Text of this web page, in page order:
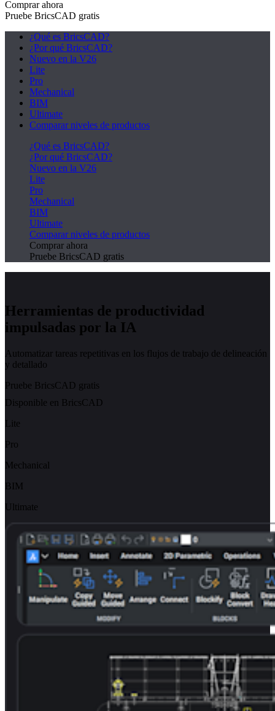
Comprar ahora
Pruebe BricsCAD gratis
¿Qué es BricsCAD?
¿Por qué BricsCAD?
Nuevo en la V26
Lite
Pro
Mechanical
BIM
Ultimate
Comparar niveles de productos
¿Qué es BricsCAD?
¿Por qué BricsCAD?
Nuevo en la V26
Lite
Pro
Mechanical
BIM
Ultimate
Comparar niveles de productos
Comprar ahora
Pruebe BricsCAD gratis
Herramientas de productividad
impulsadas por la IA
Automatizar tareas repetitivas en los flujos de trabajo de delineación
y detallado
Pruebe BricsCAD gratis
Disponible en BricsCAD
Lite
Pro
Mechanical
BIM
Ultimate